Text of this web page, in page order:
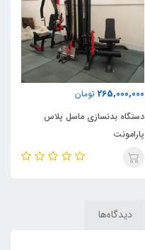
265,000,000 تومان
دستگاه بدنسازی ماسل پلاس
پارامونت
دیدگاه‌ها